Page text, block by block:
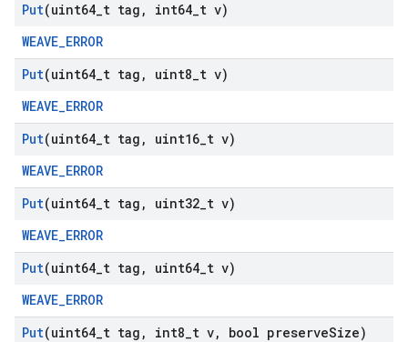
Put(uint64 t tag , int64 t v)
WEAVE_ERROR
Put(uint64 t tag , uint8 t v)
WEAVE_ERROR
Put(uint64 t tag , uint16 t v)
WEAVE_ERROR
Put(uint64 t tag , uint32 t v)
WEAVE_ERROR
Put(uint64 t tag , uint64 t v)
WEAVE_ERROR
Put(uint64 t tag , int8 t v, bool preserveSize)